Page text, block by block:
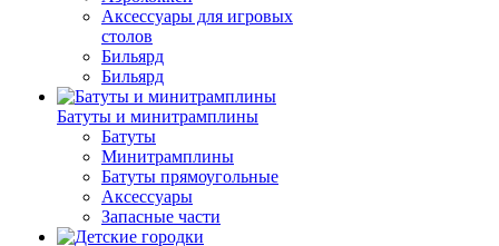
Аксессуары для игровых
столов
Бильяpд
Бильяpд
Батуты и минитрамплины
Батуты
Минитрамплины
Батуты прямоугольные
Аксессуары
Запасные части